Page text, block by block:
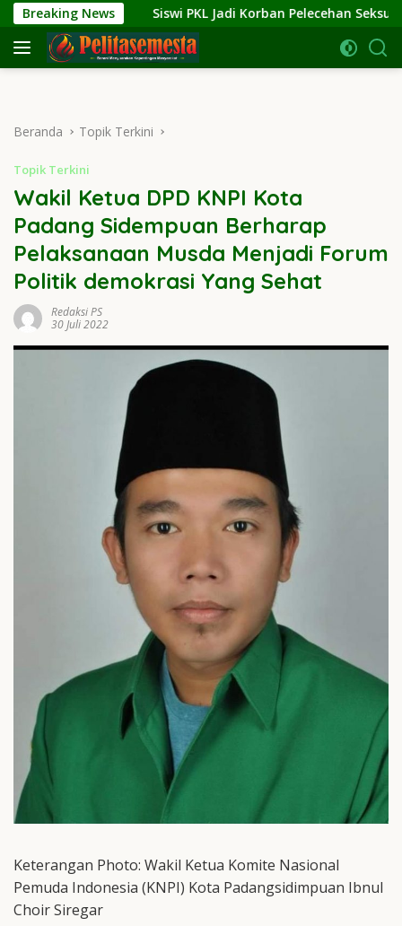
Langsung
ke
konten
Breaking News
Siswi PKL Jadi Korban Pelecehan Seksual di Kantor
Beranda Topik Terkini
Topik Terkini
Wakil Ketua DPD KNPI Kota
Padang Sidempuan Berharap
Pelaksanaan Musda Menjadi Forum
Politik demokrasi Yang Sehat
Redaksi PS
30 Juli 2022
Keterangan Photo: Wakil Ketua Komite Nasional
Pemuda Indonesia (KNPI) Kota Padangsidimpuan Ibnul
Choir Siregar